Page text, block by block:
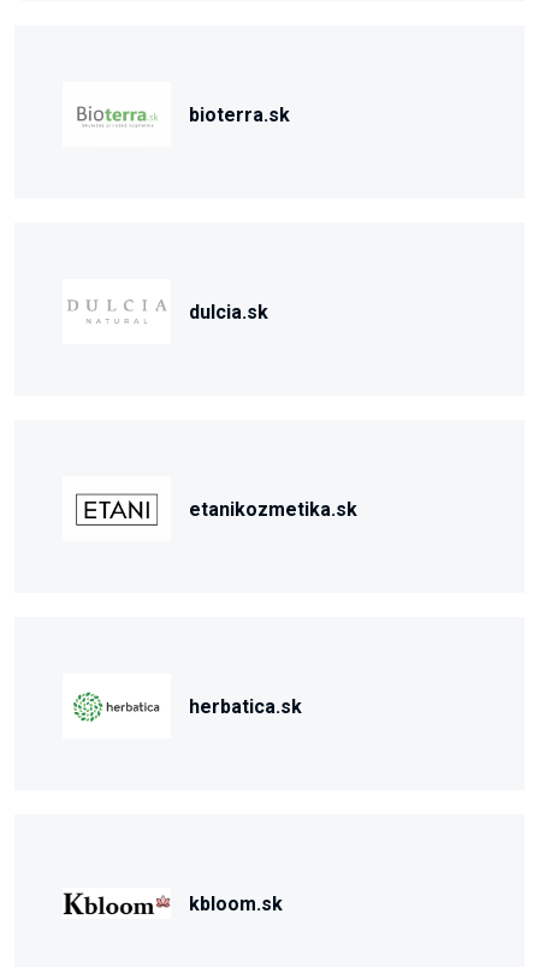
bioterra.sk
dulcia.sk
etanikozmetika.sk
herbatica.sk
kbloom.sk